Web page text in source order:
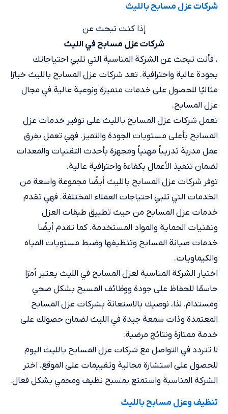
شركات عزل مسابح بالليث
إذا كنت تبحث عن
شركات عزل مسابح في الليث
، فأنت تبحث عن الشركة المناسبة التي تلبي احتياجاتك
بجودة عالية واحترافية. تعد شركات عزل المسابح بالليث خيارًا
مثاليًا للحصول على خدمات متميزة ونوعية عالية في مجال
عزل المسابح.
تعمل شركات عزل المسابح بالليث على توفير خدمات عزل
المسابح بأعلى مستويات الجودة والتميز. فهي تعمل بفرق
عمل مدربة تدريباً مهنياً ومجهزة بأحدث التقنيات والمعدات
لضمان تنفيذ الأعمال بكفاءة واحترافية عالية.
توفر شركات عزل المسابح بالليث أيضًا مجموعة واسعة من
الخدمات التي تلبي احتياجات العملاء المختلفة. فهي تقدم
خدمات عزل المسابح من حيث تطبيق طبقات العزل
وتقنيات الحماية والمواد المستخدمة. كما تقدم أيضًا
خدمات صيانة المسابح وتنظيفها وضبط مستويات المياه
والكيماويات.
اختيار الشركة المناسبة لعزل المسابح في الليث يعتبر أمرًا
حاسمًا للحفاظ على جودة ووظائف المسبح بشكل صحي
ومستدام. لذا، نوصيك بالاستعانة بشركات عزل المسابح
المعتمدة وذات سمعة جيدة في الليث لضمان حصولك على
خدمة ممتازة ونتائج مرضية.
لا تتردد في التواصل مع شركات عزل المسابح بالليث اليوم
للحصول على استشارة مجانية وتقييمات على الموقع. اختر
الشركة المناسبة واستمتع بمسبح نظيف ومحمي بشكل فعال.
تنظيف وعزل مسابح بالليث